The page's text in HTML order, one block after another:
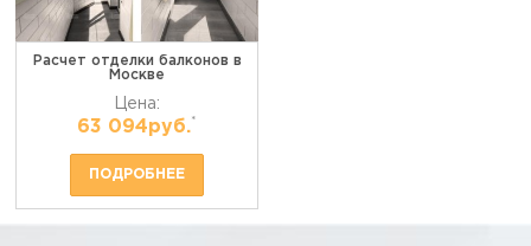
Расчет отделки балконов в
Москве
Цена:
63 094руб.*
ПОДРОБНЕЕ